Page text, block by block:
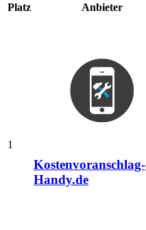
Platz Anbieter
1
Kostenvoranschlag-
Handy.de